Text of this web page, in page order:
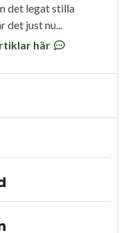
det legat stilla
det just nu...
här